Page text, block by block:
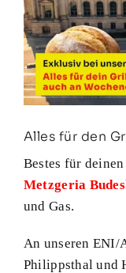
Alles für den
Bestes für
Metzgeria
und Gas.
An unseren ENI/
Philippsthal und